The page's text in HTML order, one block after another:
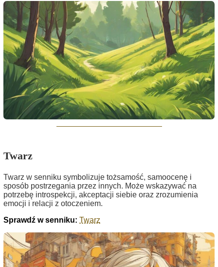
Twarz
Twarz w senniku symbolizuje tożsamość, samoocenę i
sposób postrzegania przez innych. Może wskazywać na
potrzebę introspekcji, akceptacji siebie oraz zrozumienia
emocji i relacji z otoczeniem.
Sprawdź w senniku: Twarz